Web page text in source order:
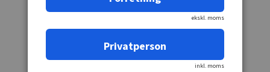
ekskl. moms
Privatperson
inkl. moms